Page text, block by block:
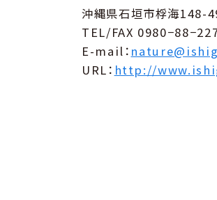
沖縄県石垣市桴海148-
TEL/FAX
E-mail：
URL： http://